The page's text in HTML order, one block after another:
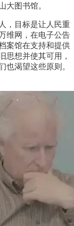
大图书馆。
，目标是让人民重
维网，在电子公告
案馆在支持和提供
思想并使其可用，
也渴望这些原则。